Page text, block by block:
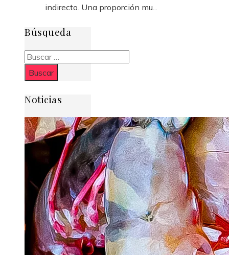
indirecto. Una proporción mu...
Búsqueda
Buscar:
Noticias